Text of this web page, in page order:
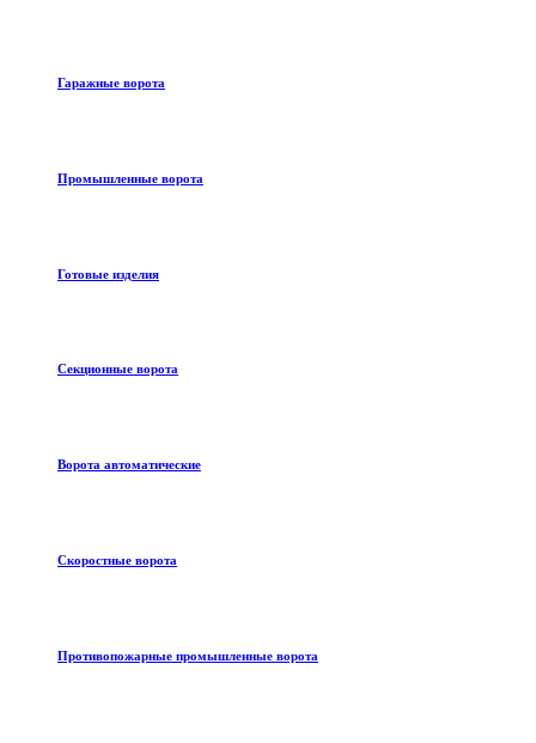
Гаражные ворота
Промышленные ворота
Готовые изделия
Секционные ворота
Ворота автоматические
Скоростные ворота
Противопожарные промышленные ворота